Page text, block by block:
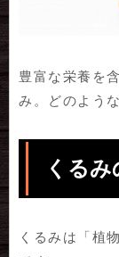
豊富な栄養を
み。どのよう
くるみ
くるみは「植